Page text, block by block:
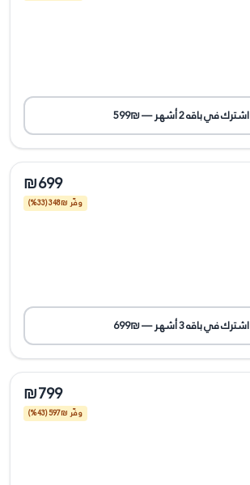
اشترك فيباقه 2 أشهر —
₪599
₪699
وفّر ₪348
(33%)
اشترك فيباقه 3 أشهر —
₪699
₪799
وفّر ₪597
(43%)